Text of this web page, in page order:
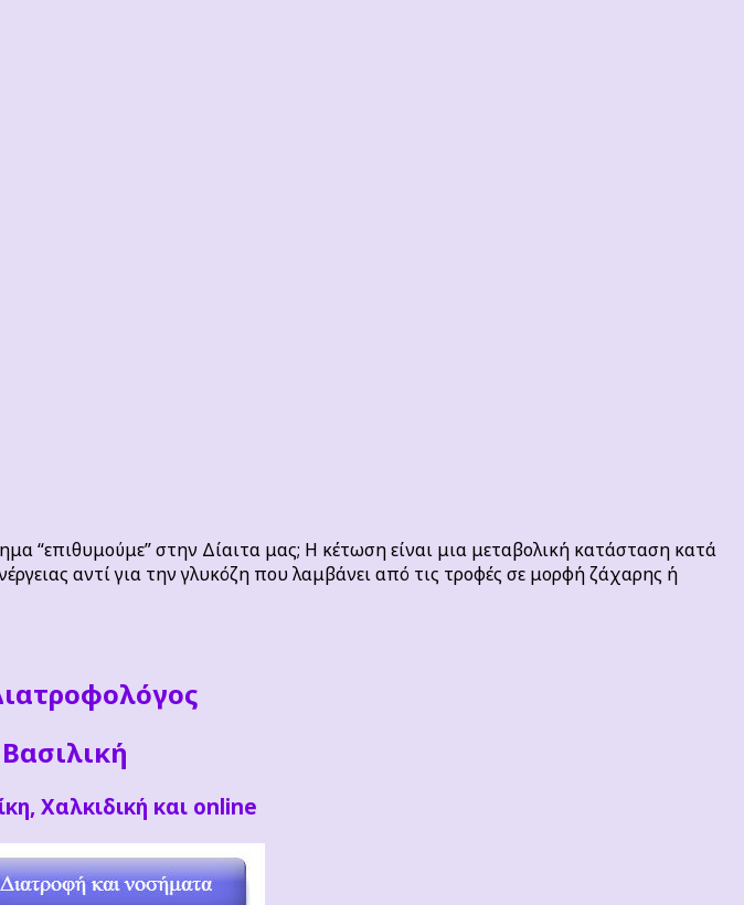
“επιθυμούμε” στην Δίαιτα μας; Η κέτωση είναι μια μεταβολική κατάσταση κατά
αντί για την γλυκόζη που λαμβάνει από τις τροφές σε μορφή ζάχαρης ή
Χαλκιδική και online